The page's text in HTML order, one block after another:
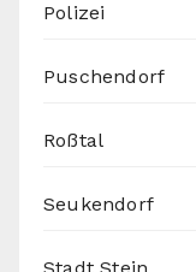
Polizei
Puschendorf
Roßtal
Seukendorf